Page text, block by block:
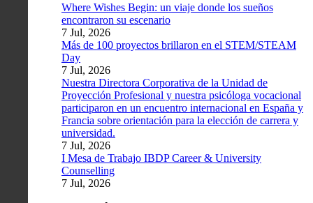
Where Wishes Begin: un viaje donde los sueños
encontraron su escenario
7 Jul, 2026
Más de 100 proyectos brillaron en el STEM/STEAM
Day
7 Jul, 2026
Nuestra Directora Corporativa de la Unidad de
Proyección Profesional y nuestra psicóloga vocacional
participaron en un encuentro internacional en España y
Francia sobre orientación para la elección de carrera y
universidad.
7 Jul, 2026
I Mesa de Trabajo IBDP Career & University
Counselling
7 Jul, 2026